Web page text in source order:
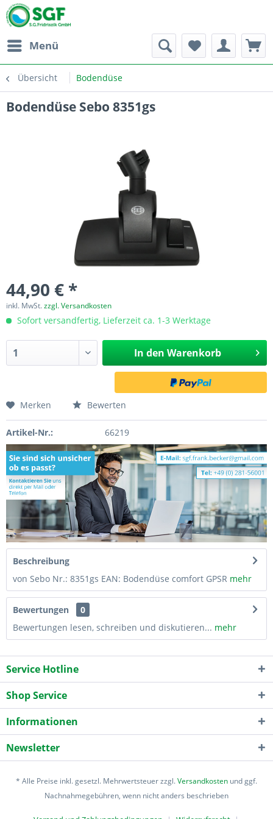
Menü
Übersicht Bodendüse
Bodendüse Sebo 8351gs
44,90 € *
inkl. MwSt.zzgl. Versandkosten
Sofort versandfertig, Lieferzeit ca. 1-3 Werktage
In den Warenkorb
Merken Bewerten
Artikel-Nr.: 66219
Beschreibung
von Sebo Nr.: 8351gs EAN: Bodendüse comfort GPSR mehr
Bewertungen
0
Bewertungen lesen, schreiben und diskutieren... mehr
Service Hotline
Shop Service
Informationen
Newsletter
* Alle Preise inkl. gesetzl. Mehrwertsteuer zzgl.Versandkosten und ggf.
Nachnahmegebühren, wenn nicht anders beschrieben